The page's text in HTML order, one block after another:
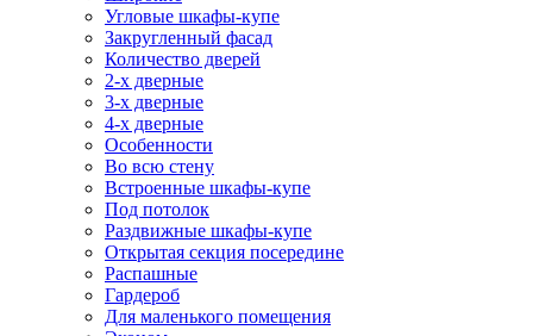
Угловые шкафы-купе
Закругленный фасад
Количество дверей
2-х дверные
3-х дверные
4-х дверные
Особенности
Во всю стену
Встроенные шкафы-купе
Под потолок
Раздвижные шкафы-купе
Открытая секция посередине
Распашные
Гардероб
Для маленького помещения